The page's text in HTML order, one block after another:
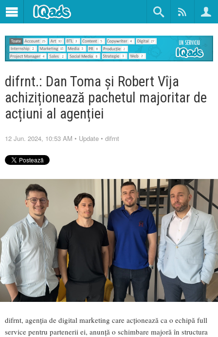
difrnt.: Dan Toma și Robert Vîja
achiziționează pachetul majoritar de
acțiuni al agenției
12 Jun. 2024, 10:53 AM • Update • difrnt
difrnt, agenția de digital marketing care acționează ca o echipă full
service pentru partenerii ei, anunță o schimbare majoră în structura